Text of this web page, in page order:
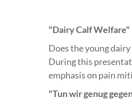
"Dairy Calf Welfare"
Does the young
During this
emphasis on pain
"Tun wir genug